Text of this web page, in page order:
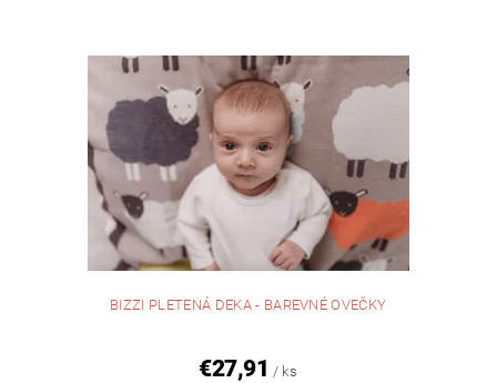
BIZZI PLETENÁ DEKA - BAREVNÉ OVEČKY
€27,91 / ks